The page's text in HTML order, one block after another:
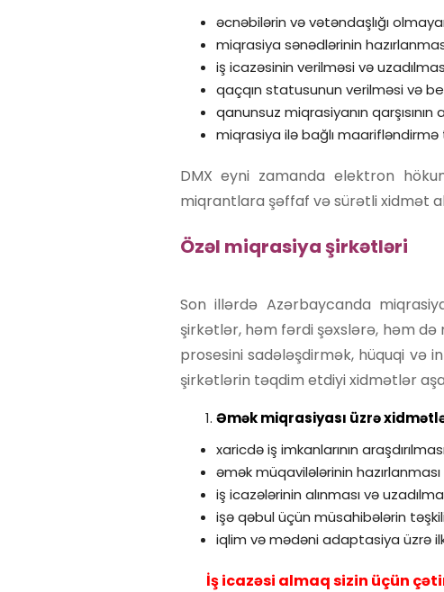
əcnəbilərin və vətəndaşlığı
miqrasiya sənədlərinin
iş icazəsinin verilməsi və
qaçqın statusunun verilməsi və
qanunsuz miqrasiyanın qarşısının
miqrasiya ilə bağlı maarifləndirmə
DMX eyni zamanda elektron
miqrantlara şəffaf və sürətli xidmət
Özəl miqrasiya şirkətləri
Son illərdə Azərbaycanda
şirkətlər, həm fərdi şəxslərə, həm
prosesini sadələşdirmək, hüquqi və
şirkətlərin təqdim etdiyi xidmətlər
Əmək miqrasiyası üzrə
xaricdə iş imkanlarının
əmək müqavilələrinin
iş icazələrinin alınması və
işə qəbul üçün müsahibələrin
iqlim və mədəni adaptasiya üzrə
İş icazəsi almaq sizin üçün